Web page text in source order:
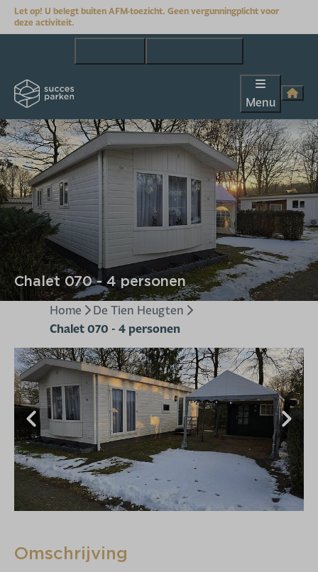
Let op! U belegt buiten AFM-toezicht. Geen vergunningplicht voor
deze activiteit.
Menu
Chalet 070 - 4 personen
Home
De Tien Heugten
Chalet 070 - 4 personen
Omschrijving